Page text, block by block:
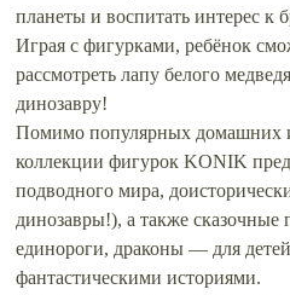
планеты и воспитать интерес
Играя с фигурками, ребёнок
рассмотреть лапу белого
динозавру!
Помимо популярных домашних
коллекции фигурок KONIK
подводного мира,
динозавры!), а также
единороги, драконы — для
фантастическими историями.